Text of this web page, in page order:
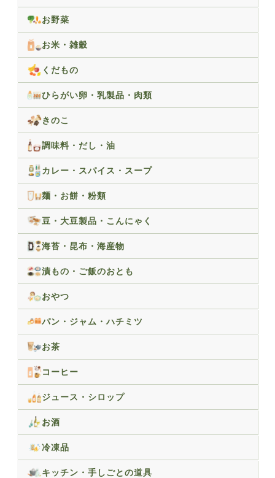
お野菜
お米・雑穀
くだもの
ひらがい卵・乳製品・肉類
きのこ
調味料・だし・油
カレー・スパイス・スープ
麺・お餅・粉類
豆・大豆製品・こんにゃく
海苔・昆布・海産物
漬もの・ご飯のおとも
おやつ
パン・ジャム・ハチミツ
お茶
コーヒー
ジュース・シロップ
お酒
冷凍品
キッチン・手しごとの道具